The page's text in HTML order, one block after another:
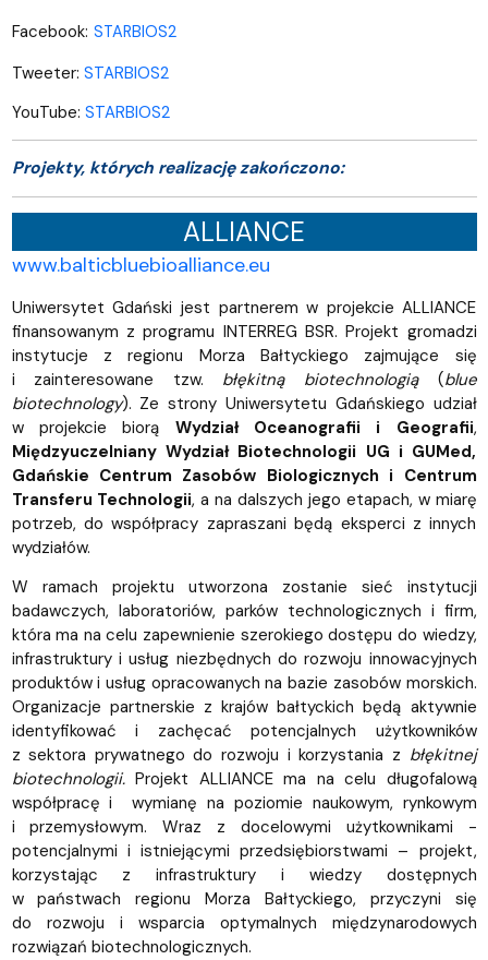
Facebook: STARBIOS2
Tweeter: STARBIOS2
YouTube: STARBIOS2
Projekty, których realizację zakończono:
ALLIANCE
www.balticbluebioalliance.eu
Uniwersytet Gdański jest partnerem w projekcie ALLIANCE
finansowanym z programu INTERREG BSR. Projekt gromadzi
instytucje z regionu Morza Bałtyckiego zajmujące się
i zainteresowane tzw. błękitną biotechnologią(blue
biotechnology). Ze strony Uniwersytetu Gdańskiego udział
w projekcie biorą Wydział Oceanografii i Geografii,
Międzyuczelniany Wydział Biotechnologii UG i GUMed,
Gdańskie Centrum Zasobów Biologicznych i Centrum
Transferu Technologii, a na dalszych jego etapach, w miarę
potrzeb, do współpracy zapraszani będą eksperci z innych
wydziałów.
W ramach projektu utworzona zostanie sieć instytucji
badawczych, laboratoriów, parków technologicznych i firm,
która ma na celu zapewnienie szerokiego dostępu do wiedzy,
infrastruktury i usług niezbędnych do rozwoju innowacyjnych
produktów i usług opracowanych na bazie zasobów morskich.
Organizacje partnerskie z krajów bałtyckich będą aktywnie
identyfikować i zachęcać potencjalnych użytkowników
z sektora prywatnego do rozwoju i korzystania z błękitnej
biotechnologii. Projekt ALLIANCE ma na celu długofalową
współpracę i wymianę na poziomie naukowym, rynkowym
i przemysłowym. Wraz z docelowymi użytkownikami -
potencjalnymi i istniejącymi przedsiębiorstwami – projekt,
korzystając z infrastruktury i wiedzy dostępnych
w państwach regionu Morza Bałtyckiego, przyczyni się
do rozwoju i wsparcia optymalnych międzynarodowych
rozwiązań biotechnologicznych.